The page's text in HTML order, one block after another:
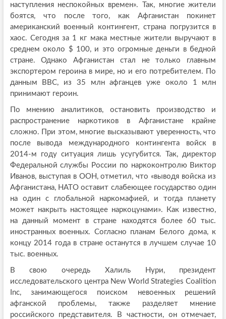
наступления неспокойных времен». Так, многие жители
боятся, что после того, как Афганистан покинет
американский военный контингент, страна погрузится в
хаос. Сегодня за 1 кг мака местные жители выручают в
среднем около $ 100, и это огромные деньги в бедной
стране. Однако Афганистан стал не только главным
экспортером героина в мире, но и его потребителем. По
данным ВВС, из 35 млн афганцев уже около 1 млн
принимают героин.
По мнению аналитиков, остановить производство и
распространение наркотиков в Афганистане крайне
сложно. При этом, многие высказывают уверенность, что
после вывода международного контингента войск в
2014-м году ситуация лишь усугубится. Так, директор
Федеральной службы России по наркоконтролю Виктор
Иванов, выступая в ООН, отметил, что «выводя войска из
Афганистана, НАТО оставит слабеющее государство один
на один с глобальной наркомафией, и тогда планету
может накрыть настоящее наркоцунами». Как известно,
на данный момент в стране находятся более 60 тыс.
иностранных военных. Согласно планам Белого дома, к
концу 2014 года в стране останутся в лучшем случае 10
тыс. военных.
В свою очередь Халиль Нури, президент
исследовательского центра New World Strategies Coalition
Inc, занимающегося поиском невоенных решений
афганской проблемы, также разделяет мнение
российского представителя. В частности, он отмечает,